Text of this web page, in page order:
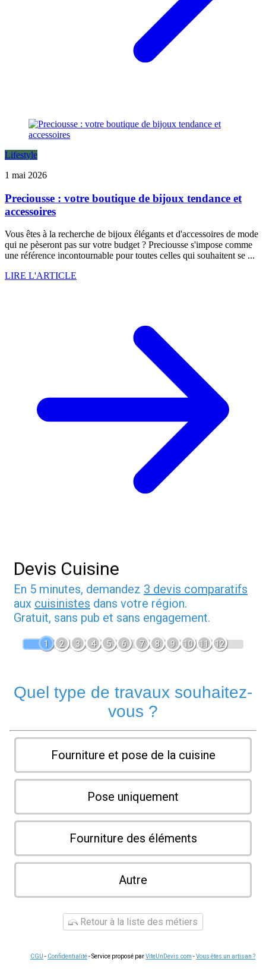
Lifestyle
1 mai 2026
Preciousse : votre boutique de bijoux tendance et
accessoires
Vous êtes à la recherche de bijoux élégants et d'accessoires de mode
qui ne pèseront pas sur votre budget ? Preciousse s'impose comme
une référence incontournable pour toutes celles qui souhaitent se ...
LIRE L'ARTICLE
Devis Cuisine
En 5 minutes, demandez 3 devis comparatifs
aux cuisinistes dans votre région.
Gratuit, sans pub et sans engagement.
1 2 3 4 5 6 7 8 9 10 11 12
Quel type de travaux souhaitez-
vous ?
Fourniture et pose de la cuisine
Pose uniquement
Fourniture des éléments
Autre
Retour à la liste des métiers
CGU - Confidentialité- Service proposé parViteUnDevis.com -Vous êtes un artisan ?